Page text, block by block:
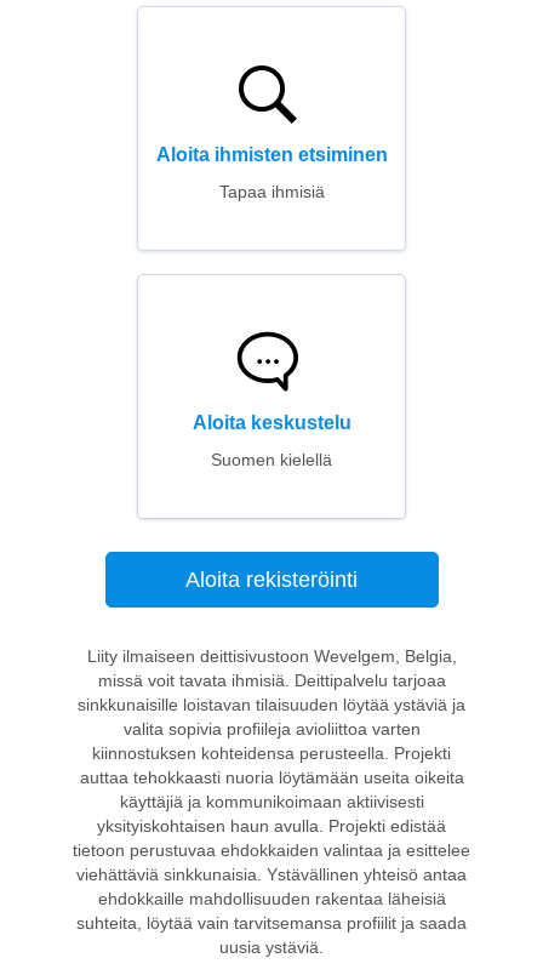
Aloita ihmisten etsiminen
Tapaa ihmisiä
Aloita keskustelu
Suomen kielellä
Aloita rekisteröinti
Liity ilmaiseen deittisivustoon Wevelgem, Belgia,
missä voit tavata ihmisiä. Deittipalvelu tarjoaa
sinkkunaisille loistavan tilaisuuden löytää ystäviä ja
valita sopivia profiileja avioliittoa varten
kiinnostuksen kohteidensa perusteella. Projekti
auttaa tehokkaasti nuoria löytämään useita oikeita
käyttäjiä ja kommunikoimaan aktiivisesti
yksityiskohtaisen haun avulla. Projekti edistää
tietoon perustuvaa ehdokkaiden valintaa ja esittelee
viehättäviä sinkkunaisia. Ystävällinen yhteisö antaa
ehdokkaille mahdollisuuden rakentaa läheisiä
suhteita, löytää vain tarvitsemansa profiilit ja saada
uusia ystäviä.